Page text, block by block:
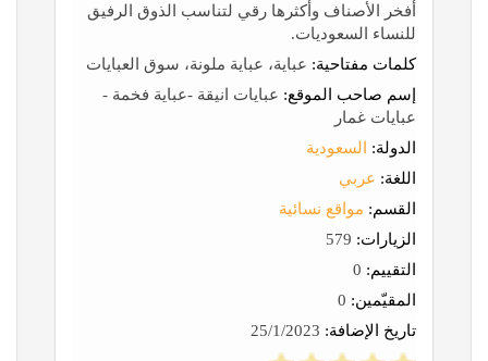
أفخر الأصناف وأكثرها رقي لتناسب الذوق الرفيق
للنساء السعوديات.
كلمات مفتاحية: عباية، عباية ملونة، سوق العبايات
إسم صاحب الموقع: عبايات انيقة -عباية فخمة -
عبايات غمار
الدولة:
السعودية
اللغة: عربي
القسم: مواقع نسائية
الزيارات:
التقييم:
المقيّمين:
تاريخ الإضافة: